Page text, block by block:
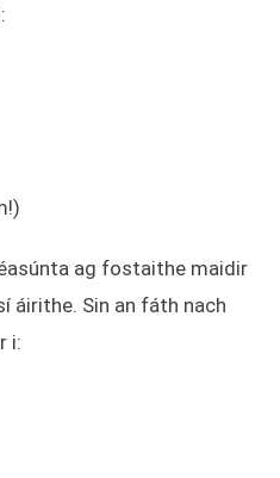
ag fostaithe maidir
áirithe. Sin an fáth nach
i: